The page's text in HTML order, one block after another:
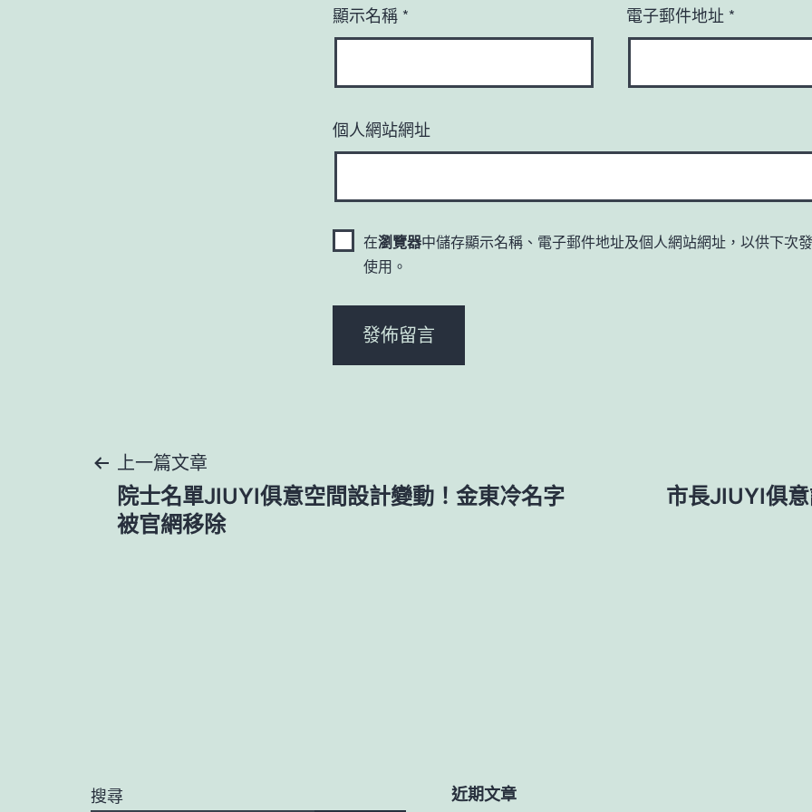
顯示名稱 * 電子郵件地址 *
個人網站網址
在瀏覽器中儲存顯示名稱、電子郵件地址及個人網站網址，以供下次
使用。
文
章
上一篇文章
院士名單JIUYI俱意空間設計變動！金東冷名字
被官網移除
市長JIUYI俱
搜尋 近期文章